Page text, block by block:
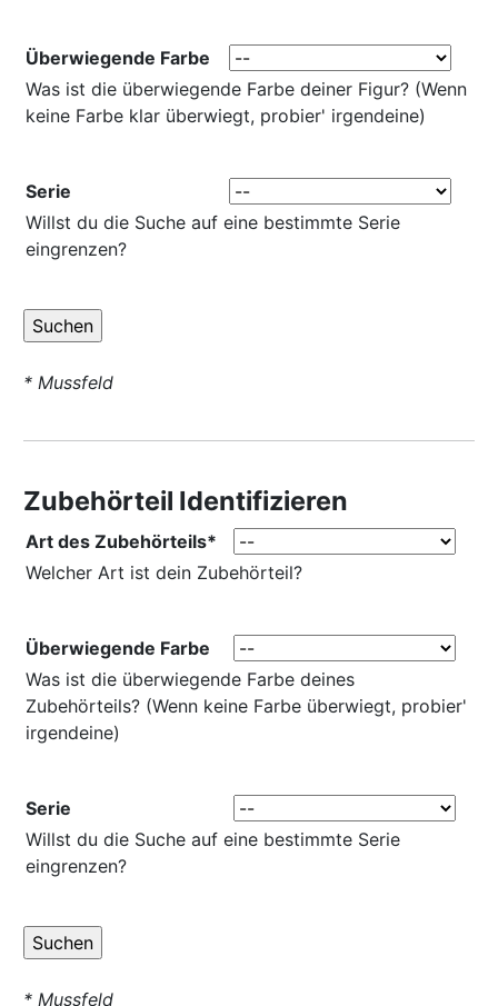
Überwiegende Farbe
Was ist die überwiegende Farbe deiner Figur? (Wenn
keine Farbe klar überwiegt, probier' irgendeine)
Serie
Willst du die Suche auf eine bestimmte Serie
eingrenzen?
* Mussfeld
Zubehörteil Identifizieren
Art des Zubehörteils*
Welcher Art ist dein Zubehörteil?
Überwiegende Farbe
Was ist die überwiegende Farbe deines
Zubehörteils? (Wenn keine Farbe überwiegt, probier'
irgendeine)
Serie
Willst du die Suche auf eine bestimmte Serie
eingrenzen?
* Mussfeld